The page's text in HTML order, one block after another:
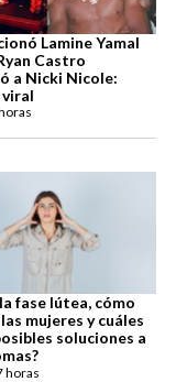
Lamine Yamal
Castro
a Nicki Nicole:
fase lútea, cómo
mujeres y cuáles
soluciones a
horas